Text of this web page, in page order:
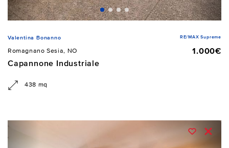
Valentina Bonanno RE/MAX Supreme
Romagnano Sesia, NO
1.000€
Capannone Industriale
438 mq